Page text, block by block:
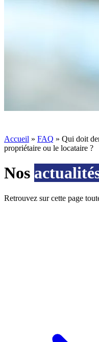
Accueil » FAQ » Qui doit
propriétaire ou le locataire ?
Nos
Retrouvez sur cette page